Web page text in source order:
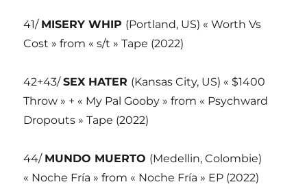
41/ MISERY WHIP (Portland, US) « Worth Vs
Cost » from « s/t » Tape (2022)
42+43/SEX HATER (Kansas City, US) « $1400
Throw » + « My Pal Gooby » from « Psychward
Dropouts » Tape (2022)
44/ MUNDO MUERTO (Medellin, Colombie)
« Noche Fría » from « Noche Fría » EP (2022)